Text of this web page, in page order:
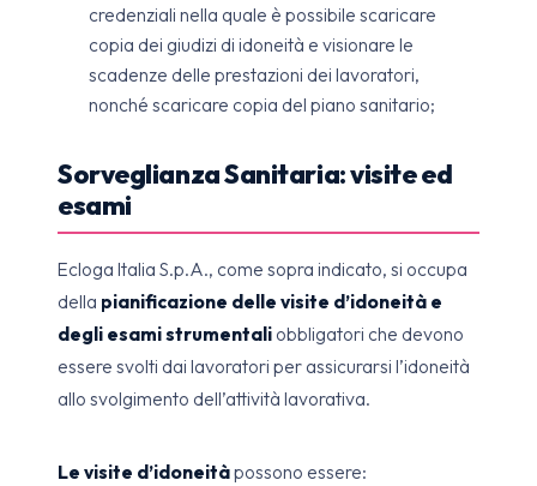
credenziali nella quale è possibile scaricare
copia dei giudizi di idoneità e visionare le
scadenze delle prestazioni dei lavoratori,
nonché scaricare copia del piano sanitario;
Sorveglianza Sanitaria: visite ed
esami
Ecloga Italia S.p.A., come sopra indicato, si occupa
della pianificazione delle visite d’idoneità e
degli esami strumentali obbligatori che devono
essere svolti dai lavoratori per assicurarsi l’idoneità
allo svolgimento dell’attività lavorativa.
Le visite d’idoneitàpossono essere: